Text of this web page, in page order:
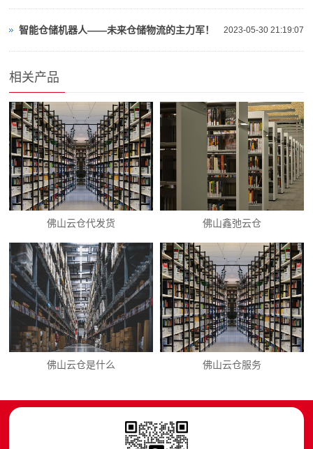
2023-05-30 21:19:07
智能仓储机器人——未来仓储物流的主力军！
相关产品
佛山云仓代发货 佛山鑫弛云仓
佛山云仓是什么 佛山云仓服务